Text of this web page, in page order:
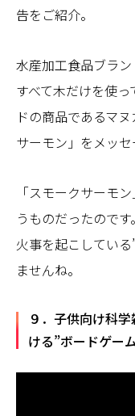
告をご紹介。
水産加工食品ブラン
すべて木だけを使
ドの商品であるマ
サーモン」をメッ
「スモークサーモ
うものだったので
火事を起こしてい
ませんね。
９．子供向け科
ける”ボードゲー